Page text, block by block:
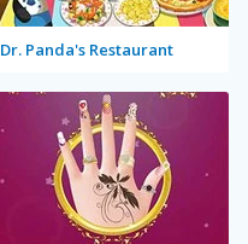
Dr. Panda's Restaurant